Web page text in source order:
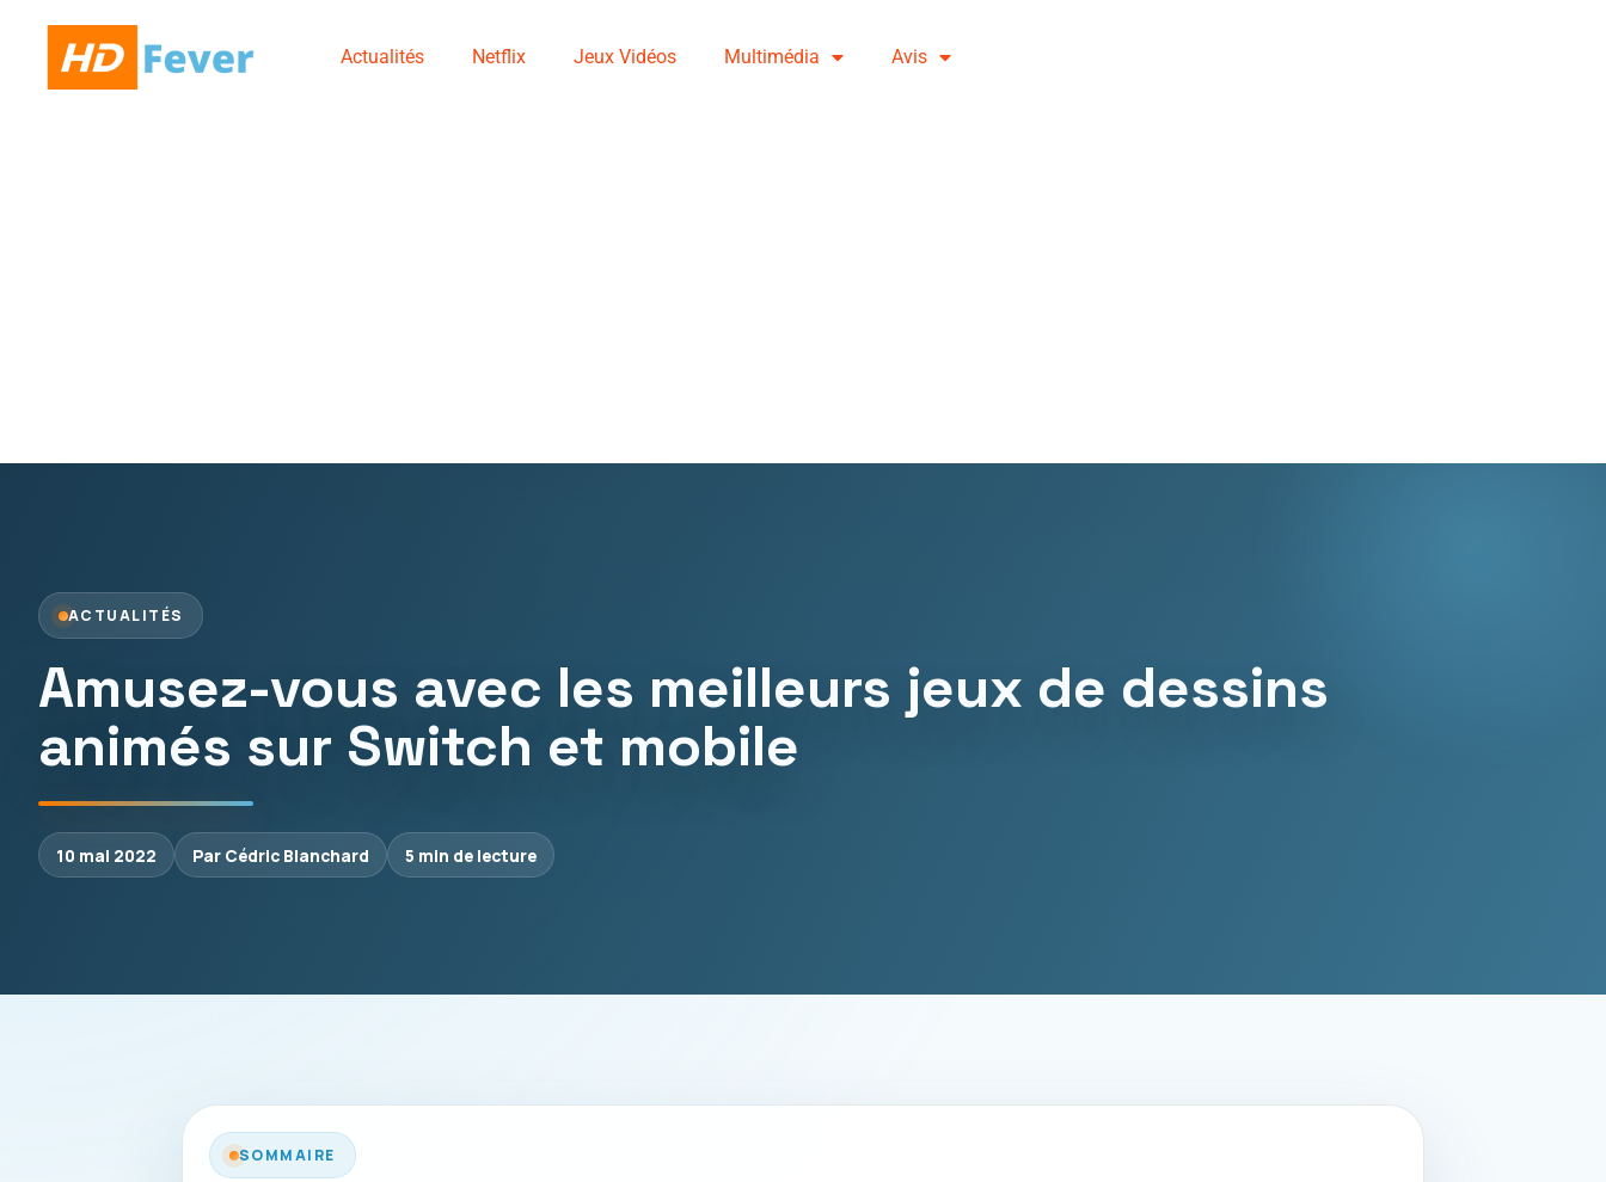
Actualités Netflix Jeux Vidéos Multimédia Avis
ACTUALITÉS
Amusez-vous avec les meilleurs jeux de dessins
animés sur Switch et mobile
10 mai 2022 Par Cédric Blanchard 5 min de lecture
SOMMAIRE